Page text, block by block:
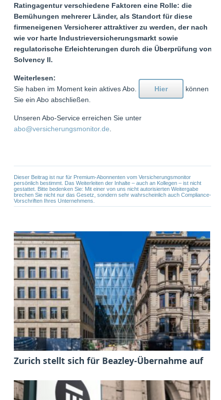
Ratingagentur verschiedene Faktoren eine Rolle: die
Bemühungen mehrerer Länder, als Standort für diese
firmeneigenen Versicherer attraktiver zu werden, der nach
wie vor harte Industrieversicherungsmarkt sowie
regulatorische Erleichterungen durch die Überprüfung von
Solvency II.
Weiterlesen:
Sie haben im Moment kein aktives Abo.
Hier
können
Sie ein Abo abschließen.
Unseren Abo-Service erreichen Sie unter
abo@versicherungsmonitor.de
Dieser Beitrag ist nur für Premium-Abonnenten vom Versicherungsmonitor
persönlich bestimmt. Das Weiterleiten der Inhalte – auch an Kollegen – ist nicht
gestattet. Bitte bedenken Sie: Mit einer von uns nicht autorisierten Weitergabe
brechen Sie nicht nur das Gesetz, sondern sehr wahrscheinlich auch Compliance-
Vorschriften Ihres Unternehmens.
Zurich stellt sich für Beazley-Übernahme auf